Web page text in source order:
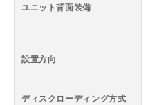
ユニット背面装備
設置方向
ディスクローディング方式